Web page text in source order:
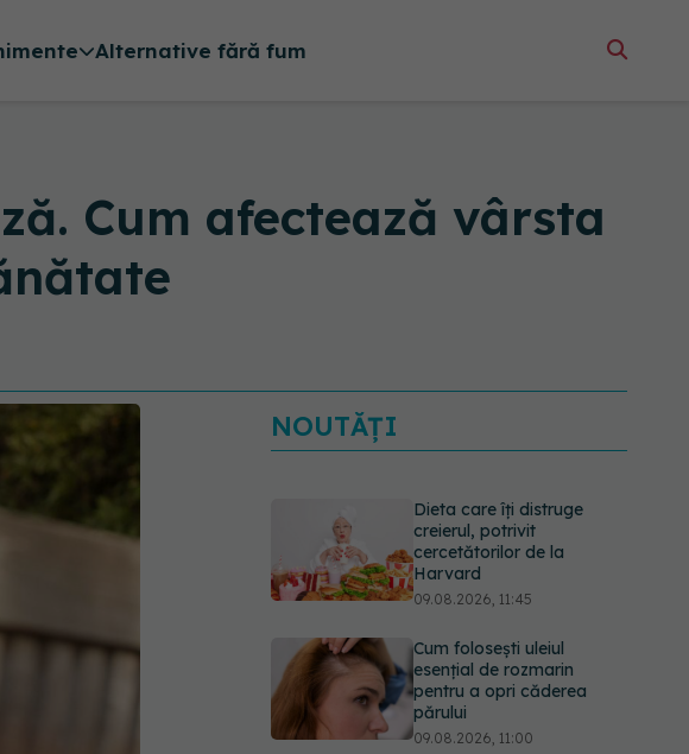
Alternative fără fum
Cum afectează vârsta
NOUTĂȚI
Dieta care îți distruge
creierul, potrivit
cercetătorilor de la
Harvard
09.08.2026, 11:45
Cum folosești uleiul
esențial de rozmarin
pentru a opri căderea
părului
09.08.2026, 11:00